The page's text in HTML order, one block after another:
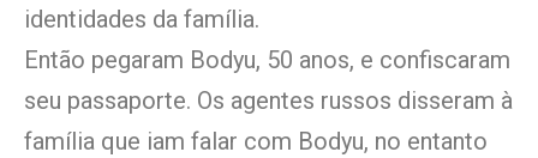
identidades da família.
Então pegaram Bodyu, 50 anos, e confiscaram
seu passaporte. Os agentes russos disseram à
família que iam falar com Bodyu, no entanto